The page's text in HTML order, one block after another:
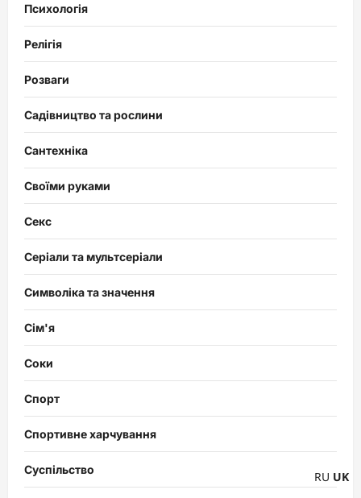
Психологія
Релігія
Розваги
Садівництво та рослини
Сантехніка
Своїми руками
Секс
Серіали та мультсеріали
Символіка та значення
Сім'я
Соки
Спорт
Спортивне харчування
Суспільство RU UK